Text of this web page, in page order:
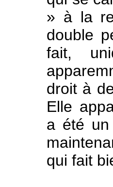
» à la
double
fait,
droit à
Elle
a été un
qui fait